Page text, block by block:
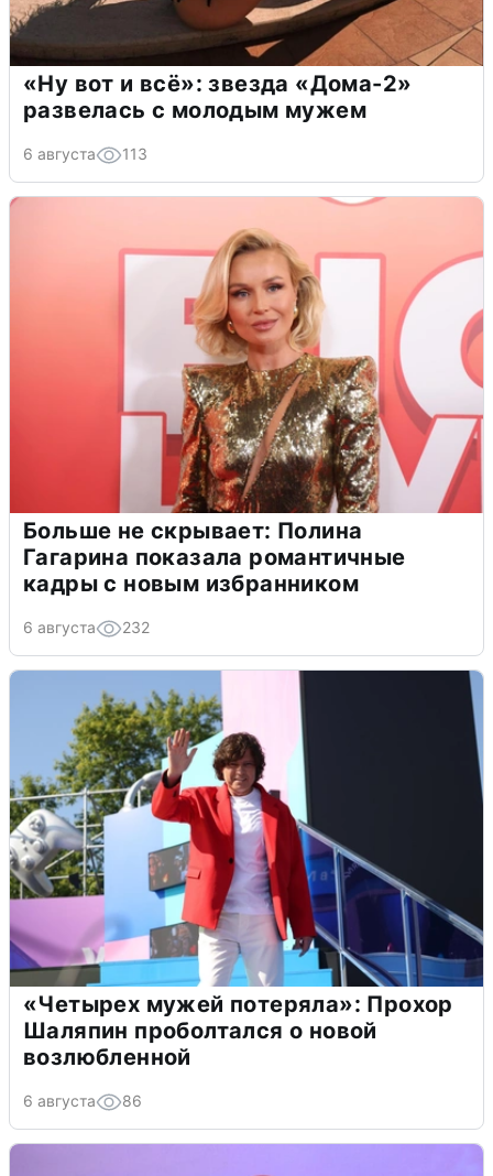
«Ну вот и всё»: звезда «Дома-2»
развелась с молодым мужем
6 августа 113
Больше не скрывает: Полина
Гагарина показала романтичные
кадры с новым избранником
6 августа 232
«Четырех мужей потеряла»: Прохор
Шаляпин проболтался о новой
возлюбленной
6 августа 86